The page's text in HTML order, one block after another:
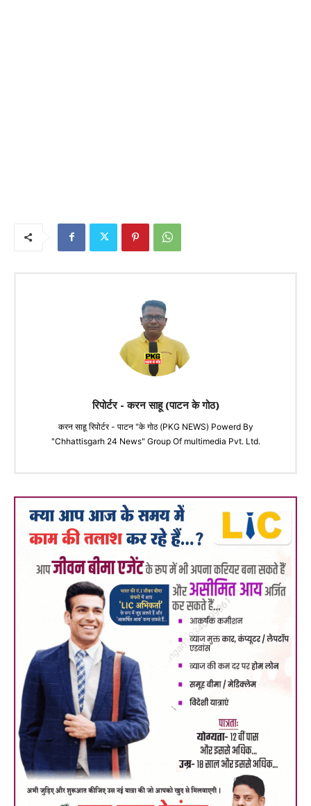
रिपोर्टर - करन साहू (पाटन के गोठ)
करन साहू रिपोर्टर - पाटन "के गोठ (PKG NEWS) Powerd By
"Chhattisgarh 24 News" Group Of multimedia Pvt. Ltd.